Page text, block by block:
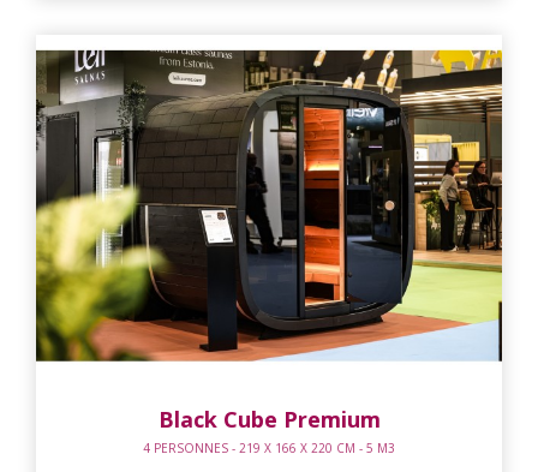
Black Cube Premium
4 PERSONNES - 219 X 166 X 220 CM - 5 M3